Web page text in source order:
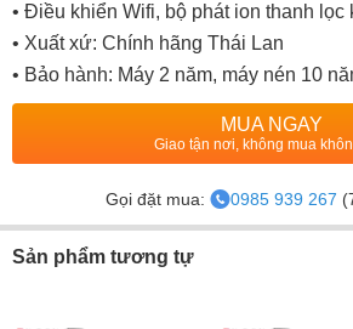
• Điều khiển Wifi, bộ phát ion thanh lọc
• Xuất xứ: Chính hãng Thái Lan
• Bảo hành: Máy 2 năm, máy nén 10
MUA NGAY
Giao tận nơi, không mua
Gọi đặt mua: 0985 939 267
Sản phẩm tương tự